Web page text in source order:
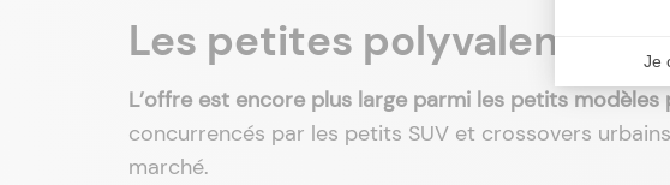
Les petites polyvalentes :
L’offre est encore plus large parmi les petits modèles
concurrencés par les petits SUV et crossovers
marché.